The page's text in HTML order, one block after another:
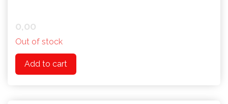
0,00
Out of stock
Add to cart